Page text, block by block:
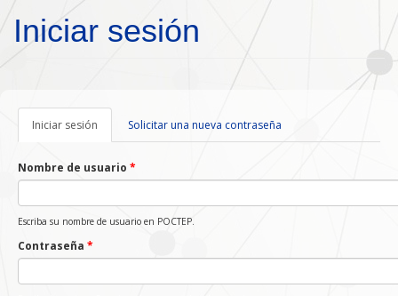
Pasar al contenido principal
Iniciar sesión
Iniciar sesión (solapa
activa)
Solicitar una nueva contraseña
Nombre de usuario *
Escriba su nombre de usuario en POCTEP.
Contraseña *